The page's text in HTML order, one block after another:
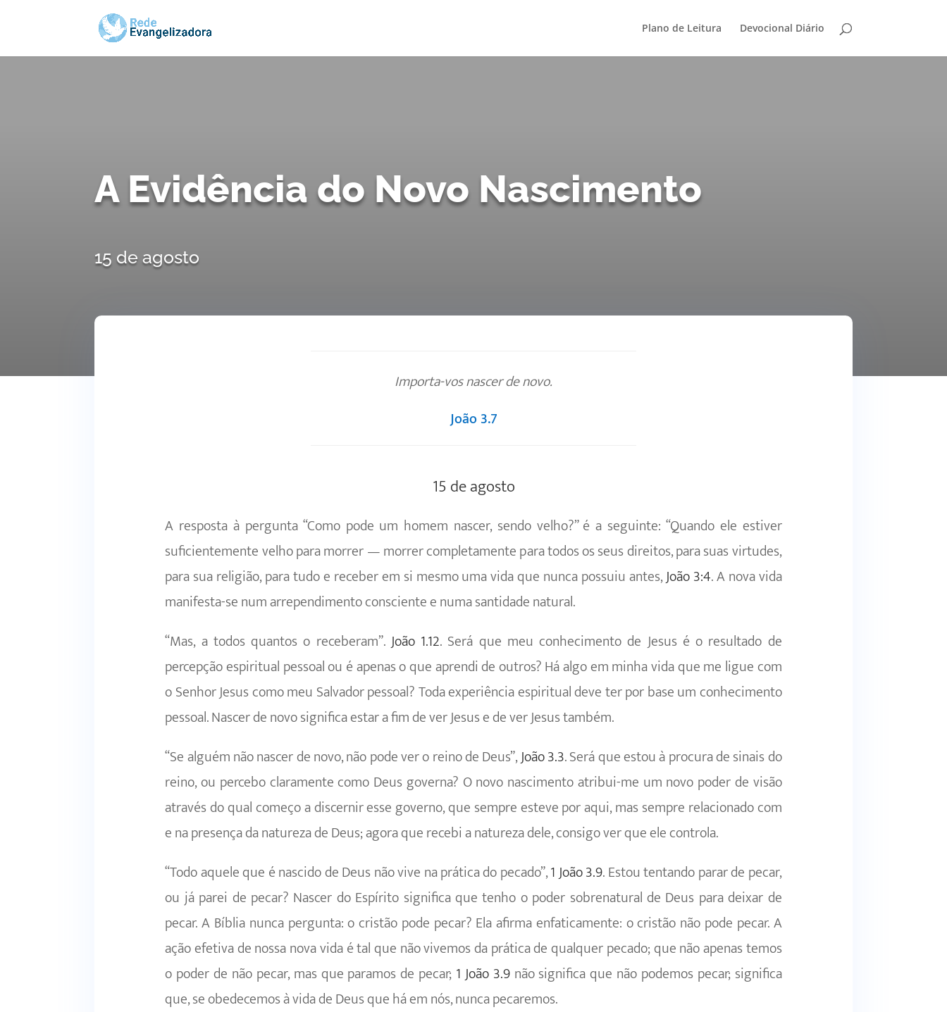
Plano de Leitura Devocional Diário
A Evidência do Novo Nascimento
15 de agosto
Importa-vos nascer de novo.
João 3.7
15 de agosto
A resposta à pergunta “Como pode um homem nascer, sendo velho?” é a seguinte: “Quando ele estiver
suficientemente velho para morrer — morrer completamente para todos os seus direitos, para suas virtudes,
para sua religião, para tudo e receber em si mesmo uma vida que nunca possuiu antes,João 3:4. A nova vida
manifesta-se num arrependimento consciente e numa santidade natural.
“Mas, a todos quantos o receberam”.João 1.12. Será que meu conhecimento de Jesus é o resultado de
percepção espiritual pessoal ou é apenas o que aprendi de outros? Há algo em minha vida que me ligue com
o Senhor Jesus como meu Salvador pessoal? Toda experiência espiritual deve ter por base um conhecimento
pessoal. Nascer de novo significa estar a fim de ver Jesus e de ver Jesus também.
“Se alguém não nascer de novo, não pode ver o reino de Deus”,João 3.3. Será que estou à procura de sinais do
reino, ou percebo claramente como Deus governa? O novo nascimento atribui-me um novo poder de visão
através do qual começo a discernir esse governo, que sempre esteve por aqui, mas sempre relacionado com
e na presença da natureza de Deus; agora que recebi a natureza dele, consigo ver que ele controla.
“Todo aquele que é nascido de Deus não vive na prática do pecado”,1 João 3.9. Estou tentando parar de pecar,
ou já parei de pecar? Nascer do Espírito significa que tenho o poder sobrenatural de Deus para deixar de
pecar. A Bíblia nunca pergunta: o cristão pode pecar? Ela afirma enfaticamente: o cristão não pode pecar. A
ação efetiva de nossa nova vida é tal que não vivemos da prática de qualquer pecado; que não apenas temos
o poder de não pecar, mas que paramos de pecar; 1 João 3.9não significa que não podemos pecar; significa
que, se obedecemos à vida de Deus que há em nós, nunca pecaremos.